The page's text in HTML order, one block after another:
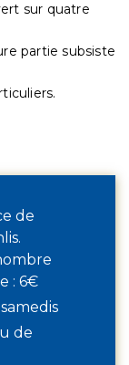
sur quatre
partie subsiste
de
: 6€
de